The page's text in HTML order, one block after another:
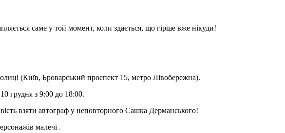
саме у той момент, коли здається, що гірше вже нікуди!
(Київ, Броварський проспект 15, метро Лівобережна).
грудня з 9:00 до 18:00.
взяти автограф у неповторного Сашка Дерманського!
малечі .